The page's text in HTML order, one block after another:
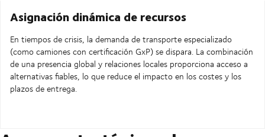
Asignación dinámica de recursos
En tiempos de crisis, la demanda de transporte especializado
(como camiones con certificación GxP) se dispara. La combinación
de una presencia global y relaciones locales proporciona acceso a
alternativas fiables, lo que reduce el impacto en los costes y los
plazos de entrega.